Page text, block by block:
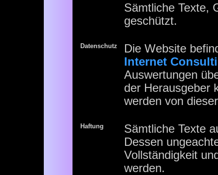
Sämtliche Texte,
geschützt.
Datenschutz
Die Website
Internet
Auswertungen
der Herausgeber
werden von
Haftung
Sämtliche Texte
Dessen
Vollständigkeit
werden.